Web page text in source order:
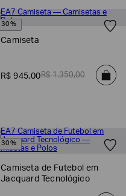
30%
Camiseta
R$ 945,00R$ 1.350,00
30%
Camiseta de Futebol em
Jacquard Tecnológico